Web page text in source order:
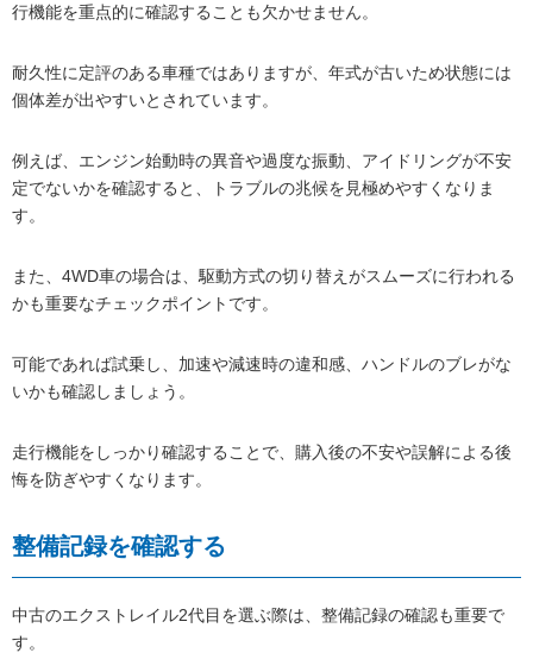
行機能を重点的に確認することも欠かせません。
耐久性に定評のある車種ではありますが、年式が古いため状態には
個体差が出やすいとされています。
例えば、エンジン始動時の異音や過度な振動、アイドリングが不安
定でないかを確認すると、トラブルの兆候を見極めやすくなりま
す。
また、4WD車の場合は、駆動方式の切り替えがスムーズに行われる
かも重要なチェックポイントです。
可能であれば試乗し、加速や減速時の違和感、ハンドルのブレがな
いかも確認しましょう。
走行機能をしっかり確認することで、購入後の不安や誤解による後
悔を防ぎやすくなります。
整備記録を確認する
中古のエクストレイル2代目を選ぶ際は、整備記録の確認も重要で
す。